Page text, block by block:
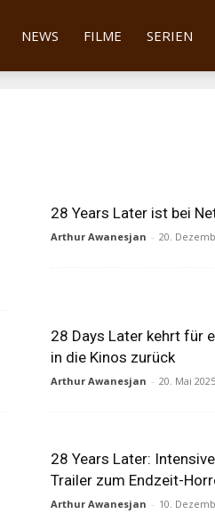
NEWS FILME SERIEN
28 Years Later ist bei
Arthur Awanesjan - 20.
28 Days Later kehrt für
in die Kinos zurück
Arthur Awanesjan - 20. Mai 2025
28 Years Later:
Trailer zum Endzeit-
Arthur Awanesjan - 10.